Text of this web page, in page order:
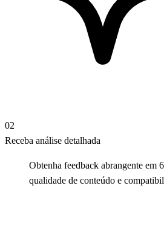
02
Receba análise detalhada
Obtenha feedback abrangente em
qualidade de conteúdo e